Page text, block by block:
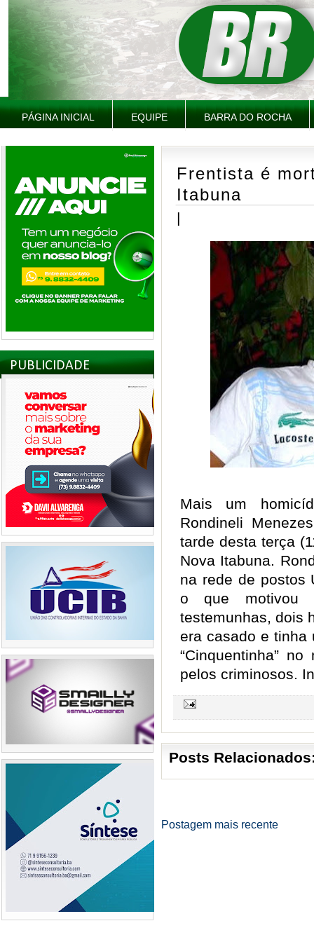
PÁGINA INICIAL EQUIPE BARRA DO ROCHA
PUBLICIDADE
Frentista é
Itabuna
|
Mais um
Rondineli
tarde desta terça
Nova Itabuna.
na rede de postos
o que motivou
testemunhas, dois
era casado e tinha
“Cinquentinha”
pelos criminosos.
Posts
Postagem mais recente